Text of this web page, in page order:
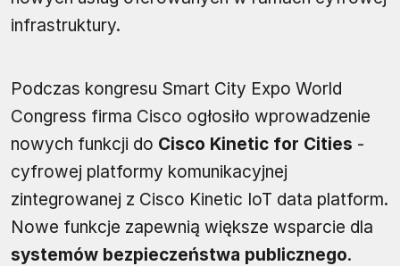
infrastruktury.
Podczas kongresu Smart City Expo World
Congress firma Cisco ogłosiło wprowadzenie
nowych funkcji do Cisco Kinetic for Cities -
cyfrowej platformy komunikacyjnej
zintegrowanej z Cisco Kinetic IoT data platform.
Nowe funkcje zapewnią większe wsparcie dla
systemów bezpieczeństwa publicznego.